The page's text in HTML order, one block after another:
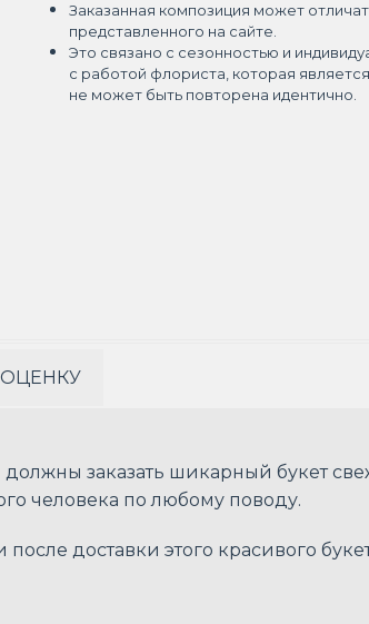
Заказанная композиция может
представленного на сайте.
Это связано с сезонностью и
с работой флориста, которая
не может быть повторена идентично.
заказать шикарный букет
человека по любому поводу.
доставки этого красивого